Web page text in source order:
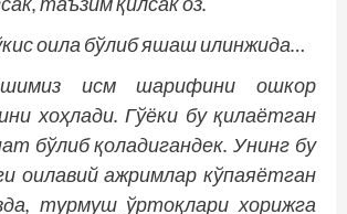
оила бўлиб яшаш илинжида…
исм шарифини ошкор
хоҳлади. Гўёки бу қилаётган
бўлиб қоладигандек. Унинг бу
оилавий ажримлар кўпаяётган
турмуш ўртоқлари хорижга